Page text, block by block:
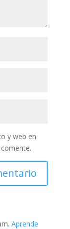
y web en
Aprende